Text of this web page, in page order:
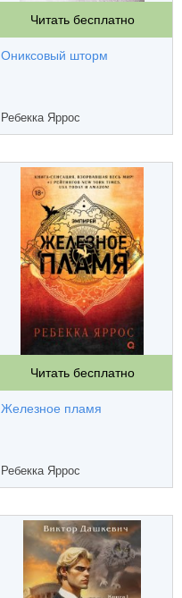
Читать бесплатно
Ониксовый шторм
Ребекка Яррос
Читать бесплатно
Железное пламя
Ребекка Яррос